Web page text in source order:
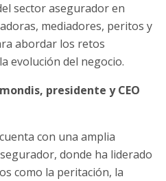
sector asegurador en
mediadores, peritos y
abordar los retos
evolución del negocio.
presidente y CEO
con una amplia
donde ha liderado
como la peritación, la